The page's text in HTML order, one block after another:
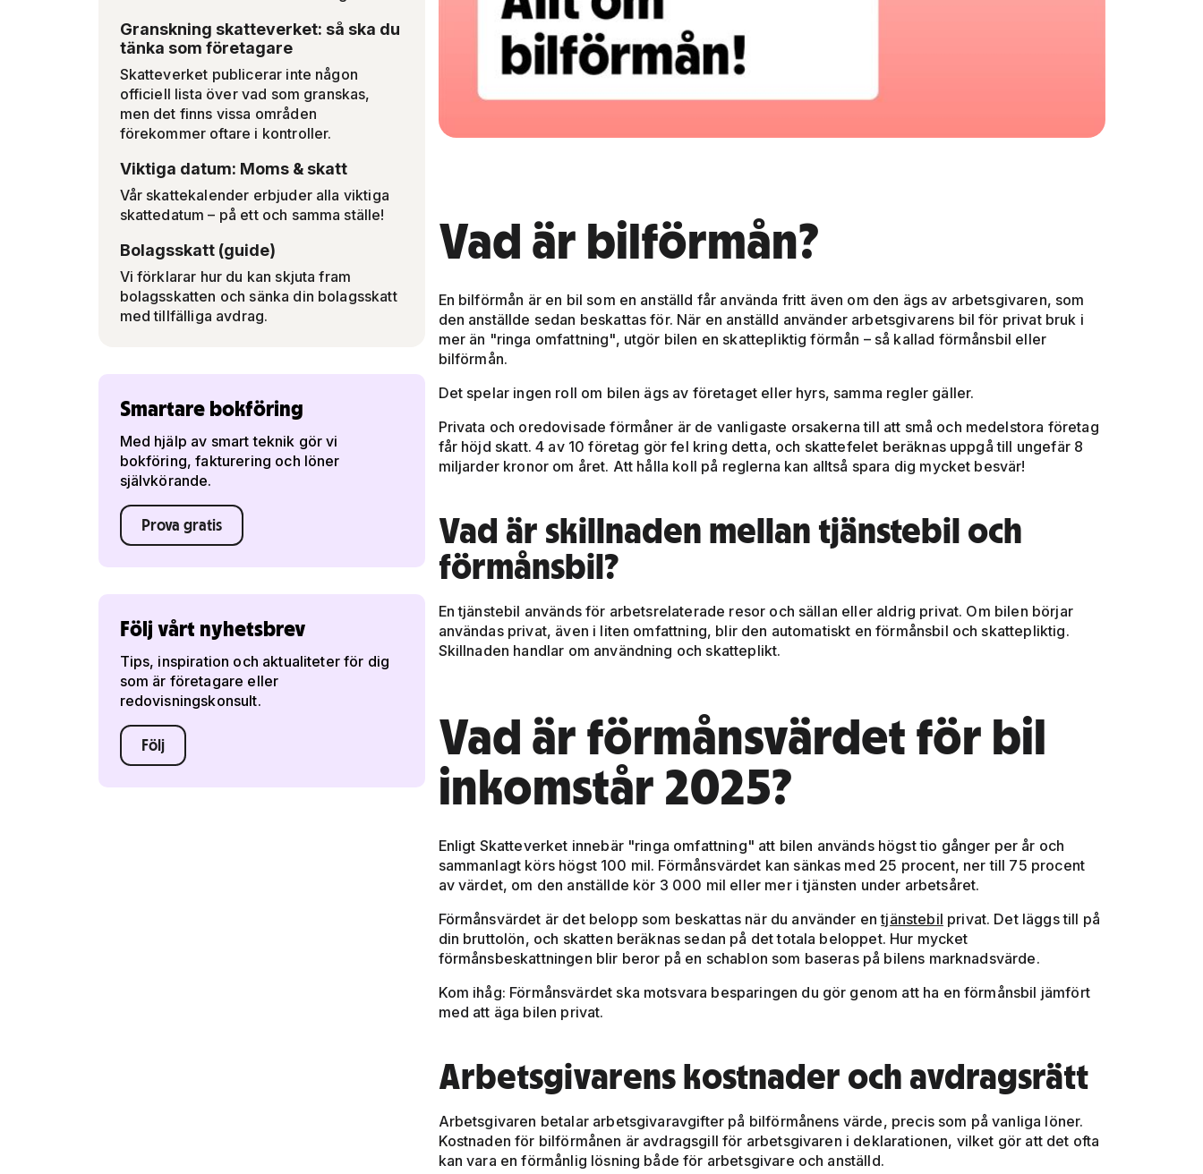
Granskning skatteverket: så ska du
tänka som företagare
Skatteverket publicerar inte någon
officiell lista över vad som granskas,
men det finns vissa områden
förekommer oftare i kontroller.
Viktiga datum: Moms & skatt
Vår skattekalender erbjuder alla viktiga
skattedatum – på ett och samma ställe!
Bolagsskatt (guide)
Vi förklarar hur du kan skjuta fram
bolagsskatten och sänka din bolagsskatt
med tillfälliga avdrag.
Smartare bokföring
Med hjälp av smart teknik gör vi
bokföring, fakturering och löner
självkörande.
Prova gratis
Följ vårt nyhetsbrev
Tips, inspiration och aktualiteter för dig
som är företagare eller
redovisningskonsult.
Följ
Vad är bilförmån?
En bilförmån är en bil som en anställd får använda fritt även om den ägs av arbetsgivaren, som
den anställde sedan beskattas för. När en anställd använder arbetsgivarens bil för privat bruk i
mer än "ringa omfattning", utgör bilen en skattepliktig förmån – så kallad förmånsbil eller
bilförmån.
Det spelar ingen roll om bilen ägs av företaget eller hyrs, samma regler gäller.
Privata och oredovisade förmåner är de vanligaste orsakerna till att små och medelstora företag
får höjd skatt. 4 av 10 företag gör fel kring detta, och skattefelet beräknas uppgå till ungefär 8
miljarder kronor om året. Att hålla koll på reglerna kan alltså spara dig mycket besvär!
Vad är skillnaden mellan tjänstebil och
förmånsbil?
En tjänstebil används för arbetsrelaterade resor och sällan eller aldrig privat. Om bilen börjar
användas privat, även i liten omfattning, blir den automatiskt en förmånsbil och skattepliktig.
Skillnaden handlar om användning och skatteplikt.
Vad är förmånsvärdet för bil
inkomstår 2025?
Enligt Skatteverket innebär "ringa omfattning" att bilen används högst tio gånger per år och
sammanlagt körs högst 100 mil. Förmånsvärdet kan sänkas med 25 procent, ner till 75 procent
av värdet, om den anställde kör 3 000 mil eller mer i tjänsten under arbetsåret.
Förmånsvärdet är det belopp som beskattas när du använder entjänstebil privat. Det läggs till på
din bruttolön, och skatten beräknas sedan på det totala beloppet. Hur mycket
förmånsbeskattningen blir beror på en schablon som baseras på bilens marknadsvärde.
Kom ihåg: Förmånsvärdet ska motsvara besparingen du gör genom att ha en förmånsbil jämfört
med att äga bilen privat.
Arbetsgivarens kostnader och avdragsrätt
Arbetsgivaren betalar arbetsgivaravgifter på bilförmånens värde, precis som på vanliga löner.
Kostnaden för bilförmånen är avdragsgill för arbetsgivaren i deklarationen, vilket gör att det ofta
kan vara en förmånlig lösning både för arbetsgivare och anställd.